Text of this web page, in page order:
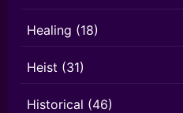
Healing (18)
Heist (31)
Historical (46)